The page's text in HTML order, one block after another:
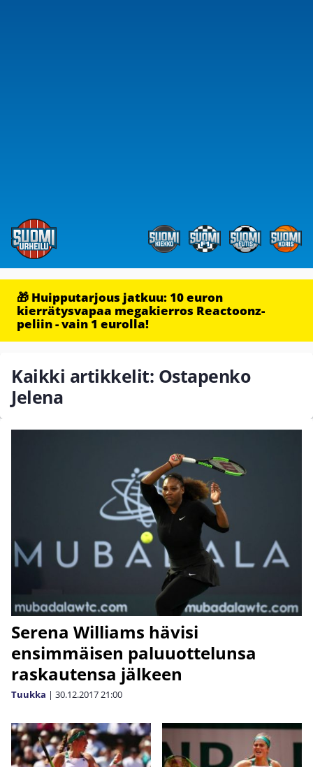
🎁 Huipputarjous jatkuu: 10 euron
kierrätysvapaa megakierros Reactoonz-
peliin - vain 1 eurolla!
Kaikki artikkelit: Ostapenko
Jelena
Serena Williams hävisi
ensimmäisen paluuottelunsa
raskautensa jälkeen
Tuukka | 30.12.201721:00